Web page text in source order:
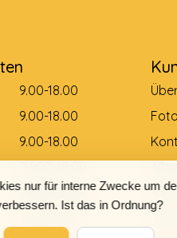
nur für interne Zwecke um
Ist das in Ordnung?
9.00-18.00
9.00-18.00
9.00-18.00
0.900-18.00